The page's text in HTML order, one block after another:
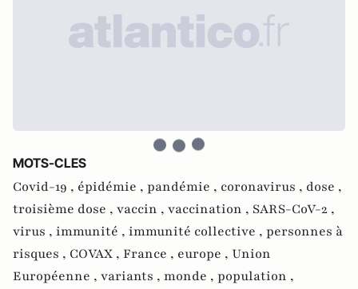
MOTS-CLES
Covid-19 , épidémie , pandémie , coronavirus , dose ,
troisième dose , vaccin , vaccination , SARS-CoV-2 ,
virus , immunité , immunité collective , personnes à
risques , COVAX , France , europe , Union
Européenne , variants , monde , population ,